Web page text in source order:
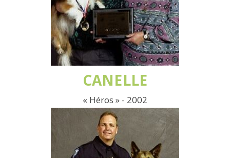
CANELLE
« Héros » - 2002